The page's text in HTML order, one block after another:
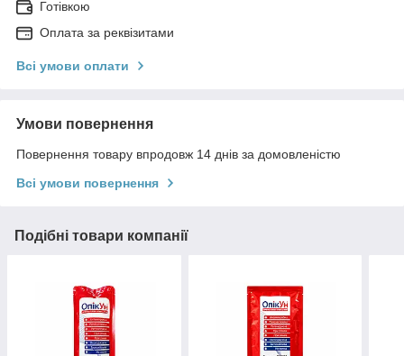
Готівкою
Оплата за реквізитами
Всі умови оплати
Умови повернення
Повернення товару впродовж 14 днів за домовленістю
Всі умови повернення
Подібні товари компанії